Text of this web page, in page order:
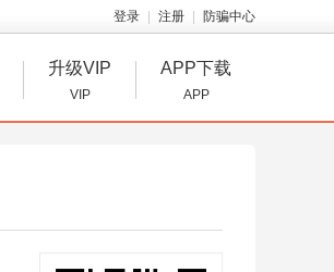
登录 注册 防骗中心
升级VIP
VIP
APP下载
APP